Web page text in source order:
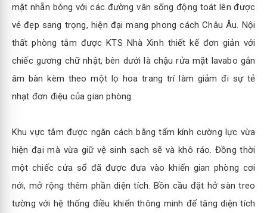
mặt nhẵn bóng với các đường vân sống động toát lên được
vẻ đẹp sang trọng, hiện đại mang phong cách Châu Âu. Nội
thất phòng tắm được KTS Nhà Xinh thiết kế đơn giản với
chiếc gương chữ nhật, bên dưới là chậu rửa mặt lavabo gắn
âm bàn kèm theo một lọ hoa trang trí làm giảm đi sự tẻ
nhạt đơn điệu của gian phòng.
Khu vực tắm được ngăn cách bằng tấm kính cường lực vừa
hiện đại mà vừa giữ vệ sinh sạch sẽ và khô ráo. Đồng thời
một chiếc cửa sổ đã được đưa vào khiến gian phòng cơi
nới, mở rộng thêm phần diện tích. Bồn cầu đặt hở sàn treo
tường với hệ thống điều khiển thông minh để tăng diện tích